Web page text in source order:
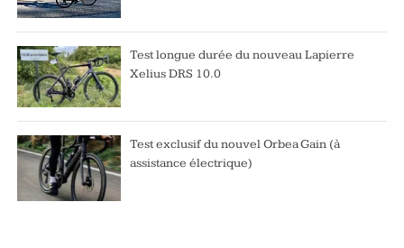
Test longue durée du nouveau Lapierre
Xelius DRS 10.0
Test exclusif du nouvel Orbea Gain (à
assistance électrique)